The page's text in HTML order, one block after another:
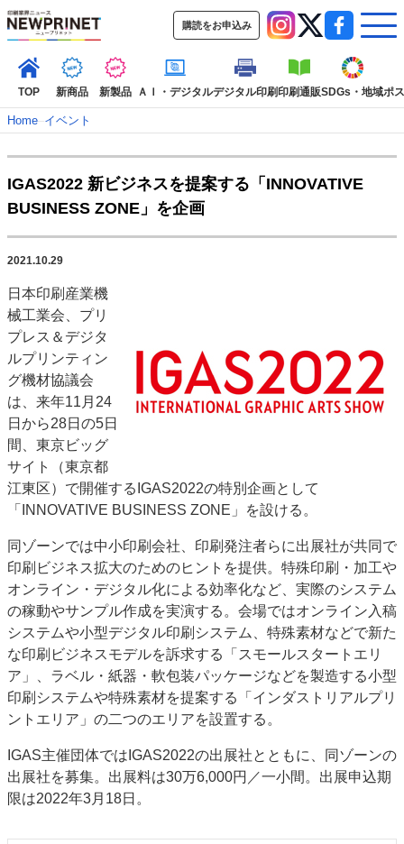
購読をお申込み
TOP 新商品 新製品 ＡＩ・デジタルデジタル印刷印刷通販SDGs・地域ポ
特集記事
インタビュー
コレクション
SDGs・地域
ポストプレス
市場・統計
人事・移転・異動・訃報
特集記事カテゴリー一覧
2022 見える化・MIS特集
特集・デジタル印刷 アイデアで勝負！ ～多様なビジネス・多彩な商材～
JAPAN PACK 2023 特集
特集・デジタル印刷 ～ 新成長軌道を描く
案内
発刊案内
JFPI印刷用語集 印刷機材年鑑
運営
会社案内
購読・購入申し込み
サイトポリシー
お問い合わせ
Home–イベント
IGAS2022 新ビジネスを提案する「INNOVATIVE
BUSINESS ZONE」を企画
2021.10.29
日本印刷産業機
械工業会、プリ
プレス＆デジタ
ルプリンティン
グ機材協議会
は、来年11月24
日から28日の5日
間、東京ビッグ
サイト（東京都
江東区）で開催するIGAS2022の特別企画として
「INNOVATIVE BUSINESS ZONE」を設ける。
同ゾーンでは中小印刷会社、印刷発注者らに出展社が共同で
印刷ビジネス拡大のためのヒントを提供。特殊印刷・加工や
オンライン・デジタル化による効率化など、実際のシステム
の稼動やサンプル作成を実演する。会場ではオンライン入稿
システムや小型デジタル印刷システム、特殊素材などで新た
な印刷ビジネスモデルを訴求する「スモールスタートエリ
ア」、ラベル・紙器・軟包装パッケージなどを製造する小型
印刷システムや特殊素材を提案する「インダストリアルプリ
ントエリア」の二つのエリアを設置する。
IGAS主催団体ではIGAS2022の出展社とともに、同ゾーンの
出展社を募集。出展料は30万6,000円／一小間。出展申込期
限は2022年3月18日。